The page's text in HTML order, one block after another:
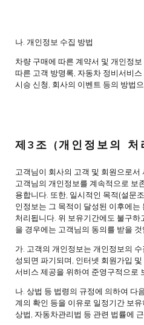
나. 개인정보 수집 방법
차량 구매에 따른 계약서 및 개인정
따른 고객 방명록, 자동차 정비서비
시승 신청, 회사의 이벤트 등의 방법
제3조 (개인정보의 처
고객님이 회사의 고객 및 회원으로서
고객님의 개인정보를 계속적으로 보
용합니다. 또한, 일시적인 목적(설문
인정보는 그 목적이 달성된 이후에는
처리됩니다. 위 보유기간에도 불구하
을 경우에는 고객님의 동의를 받을 것
가. 고객의 개인정보는 개인정보의
성되면 파기되며, 인터넷 회원가입
서비스 제공을 위하여 준영구적으로
나. 상법 등 법령의 규정에 의하여 다
계의 확인 등을 이유로 일정기간 보
상법, 자동차관리법 등 관련 법률에